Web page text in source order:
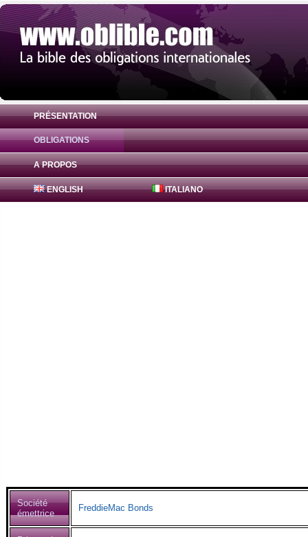
PRÉSENTATION
OBLIGATIONS
A PROPOS
ENGLISH ITALIANO
Obligation FreddieMac Bonds 1.1% (
Société
émettrice
FreddieMac Bonds